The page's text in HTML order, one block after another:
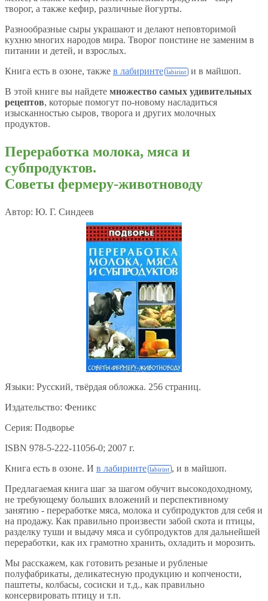
творог, а также кефир, различные йогурты.
Разнообразные сыры украшают и делают неповторимой
кухню многих народов мира. Творог поистине не заменим в
питании и детей, и взрослых.
Книга есть в озоне, также в лабиринте
и в майшоп.
В этой книге вы найдете множество самых удивительных
рецептов, которые помогут по-новому насладиться
изысканностью сыров, творога и других молочных
продуктов.
Переработка молока, мяса и
субпродуктов.
Советы фермеру-животноводу
Автор: Ю. Г. Синдеев
Языки: Русский, твёрдая обложка. 256 страниц.
Издательство: Феникс
Серия: Подворье
ISBN 978-5-222-11056-0; 2007 г.
Книга есть в озоне. И в лабиринте
, и в майшоп.
Предлагаемая книга шаг за шагом обучит высокодоходному,
не требующему больших вложений и перспективному
занятию - переработке мяса, молока и субпродуктов для себя и
на продажу. Как правильно произвести забой скота и птицы,
разделку туши и выдачу мяса и субпродуктов для дальнейшей
переработки, как их грамотно хранить, охладить и морозить.
Мы расскажем, как готовить резаные и рубленые
полуфабрикаты, деликатесную продукцию и копчености,
паштеты, колбасы, сосиски и т.д., как правильно
консервировать птицу и т.п.